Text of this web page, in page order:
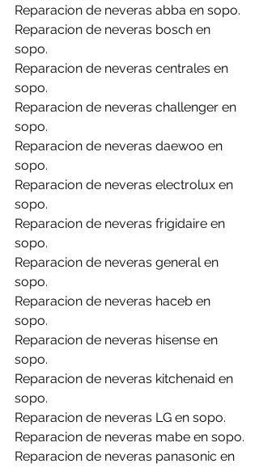
Reparacion de neveras abba en sopo.
Reparacion de neveras bosch en
sopo.
Reparacion de neveras centrales en
sopo.
Reparacion de neveras challenger en
sopo.
Reparacion de neveras daewoo en
sopo.
Reparacion de neveras electrolux en
sopo.
Reparacion de neveras frigidaire en
sopo.
Reparacion de neveras general en
sopo.
Reparacion de neveras haceb en
sopo.
Reparacion de neveras hisense en
sopo.
Reparacion de neveras kitchenaid en
sopo.
Reparacion de neveras LG en sopo.
Reparacion de neveras mabe en sopo.
Reparacion de neveras panasonic en